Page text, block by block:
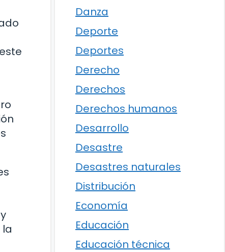
Danza
Deporte
Deportes
Derecho
Derechos
Derechos humanos
Desarrollo
Desastre
Desastres naturales
Distribución
Economía
Educación
Educación técnica